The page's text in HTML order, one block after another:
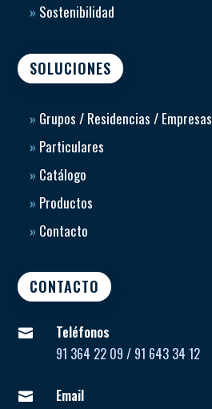
» Sostenibilidad
SOLUCIONES
» Grupos / Residencias / Empresas
» Particulares
» Catálogo
» Productos
» Contacto
CONTACTO

Teléfonos
91 364 22 09 / 91 643 34 12

Email